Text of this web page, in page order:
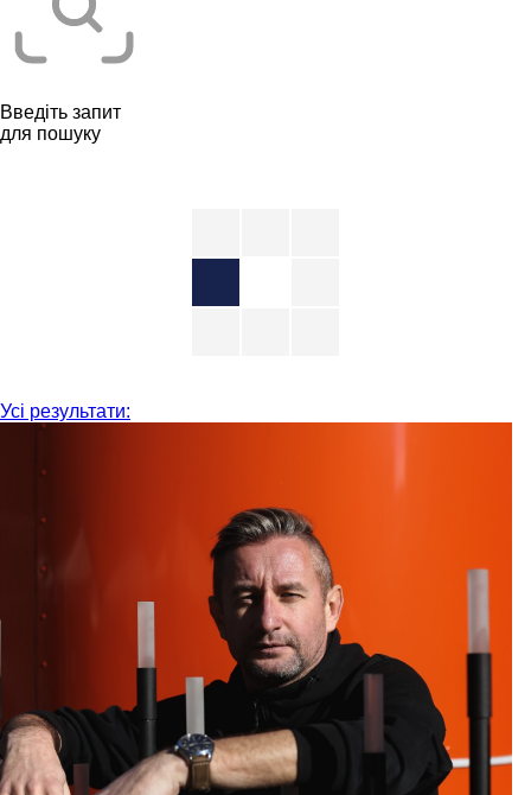
Введіть запит
для пошуку
Усі результати: